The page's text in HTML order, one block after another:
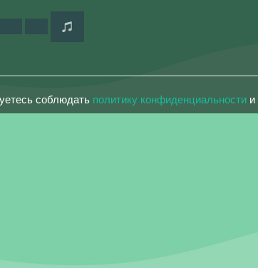
соблюдать политику конфиденциальности и